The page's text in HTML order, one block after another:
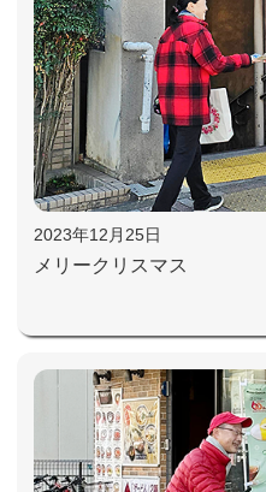
2023年12月25日
メリークリスマス